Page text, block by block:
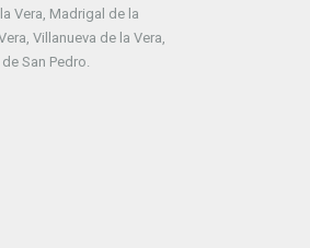
Vera, Madrigal de la
Villanueva de la Vera,
San Pedro.